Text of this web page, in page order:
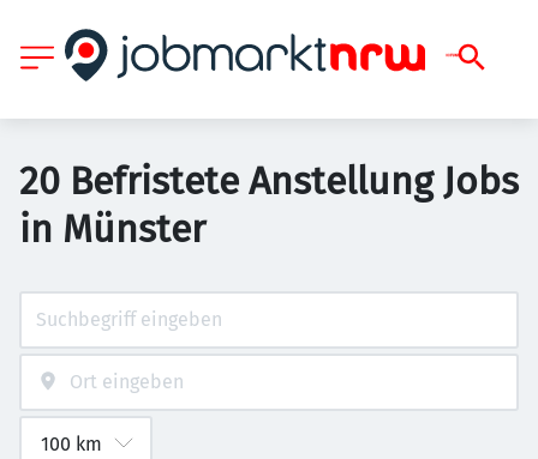
20 Befristete Anstellung Jobs
in Münster